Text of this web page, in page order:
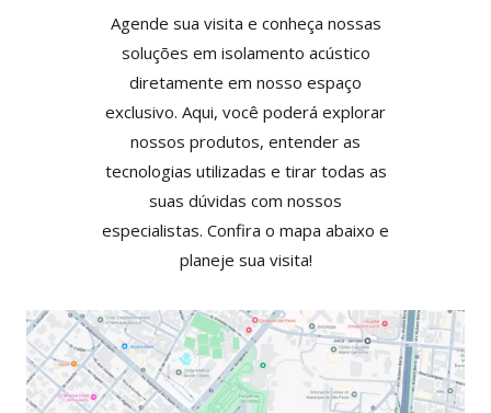
Agende sua visita e conheça nossas
soluções em isolamento acústico
diretamente em nosso espaço
exclusivo. Aqui, você poderá explorar
nossos produtos, entender as
tecnologias utilizadas e tirar todas as
suas dúvidas com nossos
especialistas. Confira o mapa abaixo e
planeje sua visita!